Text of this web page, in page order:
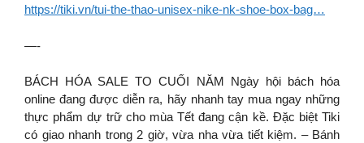
https://tiki.vn/tui-the-thao-unisex-nike-nk-shoe-box-bag…
—-
BÁCH HÓA SALE TO CUỐI NĂM Ngày hội bách hóa
online đang được diễn ra, hãy nhanh tay mua ngay những
thực phẩm dự trữ cho mùa Tết đang cận kề. Đặc biệt Tiki
có giao nhanh trong 2 giờ, vừa nha vừa tiết kiệm. – Bánh